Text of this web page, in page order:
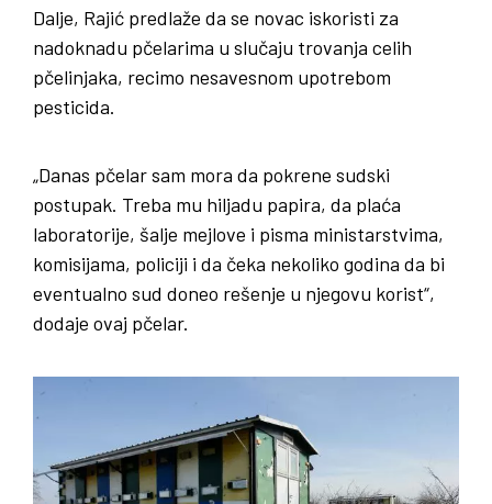
Dalje, Rajić predlaže da se novac iskoristi za
nadoknadu pčelarima u slučaju trovanja celih
pčelinjaka, recimo nesavesnom upotrebom
pesticida.
„Danas pčelar sam mora da pokrene sudski
postupak. Treba mu hiljadu papira, da plaća
laboratorije, šalje mejlove i pisma ministarstvima,
komisijama, policiji i da čeka nekoliko godina da bi
eventualno sud doneo rešenje u njegovu korist“,
dodaje ovaj pčelar.